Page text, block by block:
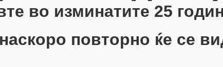
во изминатите 25
повторно ќе се